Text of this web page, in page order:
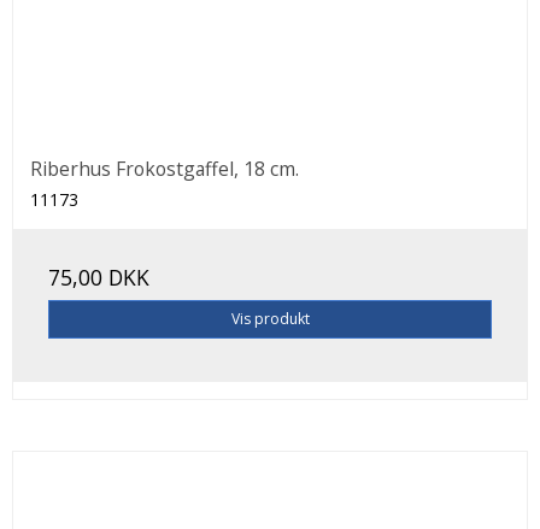
Riberhus Frokostgaffel, 18 cm.
11173
75,00 DKK
Vis produkt